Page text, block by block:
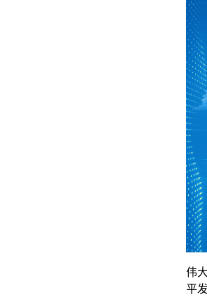
伟
平